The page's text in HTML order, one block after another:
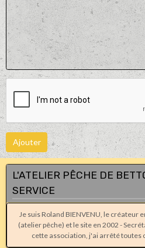
Ajouter
L'ATELIER PÊCHE DE
SERVICE
Je suis Roland BIENVENU, le créateur
(atelier pêche) et le site en 2002 -
cette association, j'ai arrêté toutes